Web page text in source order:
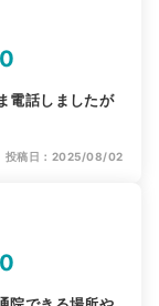
電話しましたが
投稿日：2025/08/02